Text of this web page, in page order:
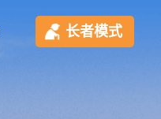
长者模式